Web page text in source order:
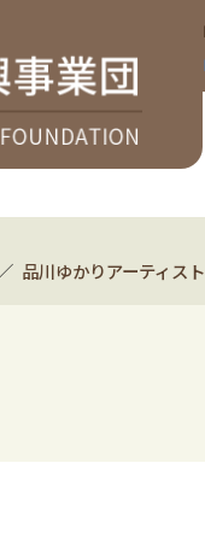
品川ゆかりアーティスト